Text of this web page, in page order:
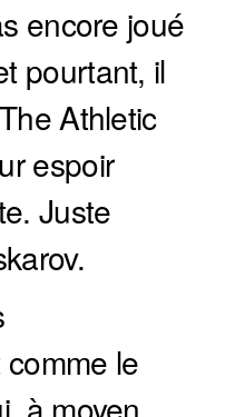
encore joué
pourtant, il
Athletic
espoir
Juste
comme le